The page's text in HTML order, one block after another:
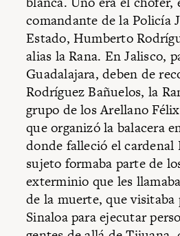
comandante de la Policía
Estado, Humberto
alias la Rana. En Jalisco,
Guadalajara, deben de
Rodríguez Bañuelos, la
grupo de los Arellano
que organizó la balacera
donde falleció el cardenal
sujeto formaba parte de
exterminio que les
de la muerte, que
Sinaloa para ejecutar